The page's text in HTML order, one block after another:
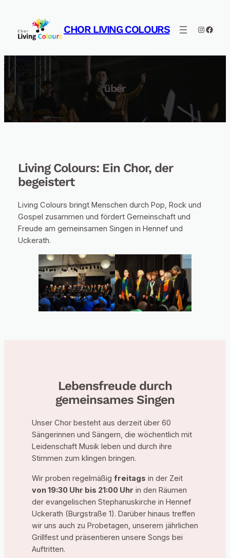
springen
CHOR LIVING COLOURS
über
Living Colours: Ein Chor, der
begeistert
Living Colours bringt Menschen durch Pop, Rock und
Gospel zusammen und fördert Gemeinschaft und
Freude am gemeinsamen Singen in Hennef und
Uckerath.
Lebensfreude durch
gemeinsames Singen
Unser Chor besteht aus derzeit über 60
Sängerinnen und Sängern, die wöchentlich mit
Leidenschaft Musik leben und durch ihre
Stimmen zum klingen bringen.
Wir proben regelmäßig freitags in der Zeit
von 19:30 Uhr bis 21:00 Uhr in den Räumen
der evangelischen Stephanuskirche in Hennef
Uckerath (Burgstraße 1). Darüber hinaus treffen
wir uns auch zu Probetagen, unserem jährlichen
Grillfest und präsentieren unsere Songs bei
Auftritten.